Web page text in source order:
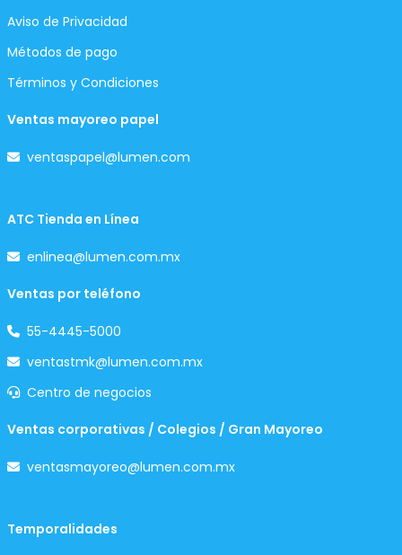
Aviso de Privacidad
Métodos de pago
Términos y Condiciones
Ventas mayoreo papel
ventaspapel@lumen.com
ATC Tienda en Línea
enlinea@lumen.com.mx
Ventas por teléfono
55-4445-5000
ventastmk@lumen.com.mx
Centro de negocios
Ventas corporativas / Colegios / Gran Mayoreo
ventasmayoreo@lumen.com.mx
Temporalidades